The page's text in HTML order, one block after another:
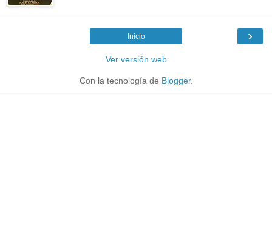
›
Inicio
Ver versión web
Con la tecnología de Blogger.